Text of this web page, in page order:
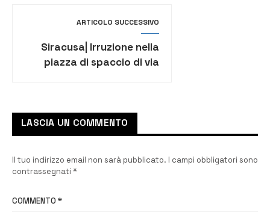
ARTICOLO SUCCESSIVO
Siracusa| Irruzione nella
piazza di spaccio di via
LASCIA UN COMMENTO
Il tuo indirizzo email non sarà pubblicato. I campi obbligatori sono
contrassegnati *
COMMENTO *